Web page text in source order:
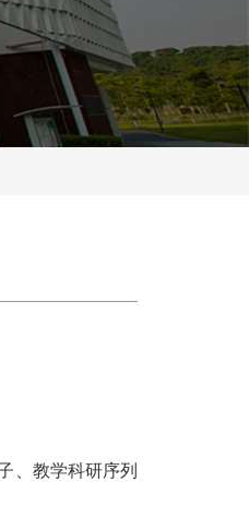
、教学科研序列